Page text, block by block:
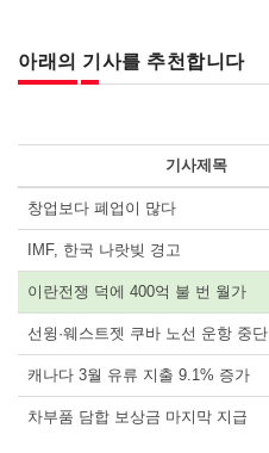
아래의 기사를 추천합니다
기사제목
창업보다 폐업이 많다
IMF, 한국 나랏빚 경고
이란전쟁 덕에 400억 불 번 월가
선윙·웨스트젯 쿠바 노선 운항 중단
캐나다 3월 유류 지출 9.1% 증가
차부품 담합 보상금 마지막 지급